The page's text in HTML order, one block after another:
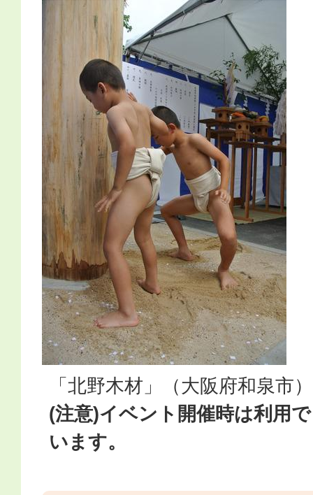
「北野木材」（大阪府和泉市
(注意)イベント開催時は利用
います。